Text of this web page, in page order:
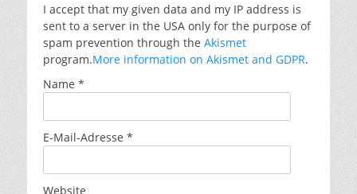
I accept that my given data and my IP address is
sent to a server in the USA only for the purpose of
spam prevention through the Akismet
program.More information on Akismet and GDPR.
Name *
E-Mail-Adresse *
Website